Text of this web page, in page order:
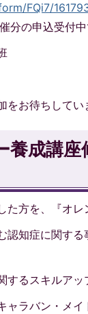
FQi7/
分の申込受付中
お待ちしてい
養成講
方を、『オレ
知症に関す
るスキルアッ
ラバン・メ